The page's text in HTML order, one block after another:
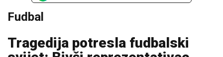
Fudbal
Tragedija potresla fudbalski